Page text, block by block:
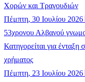
Χορών και Τραγουδιών
Πέμπτη, 30 Ιουλίου 2026
53χρονου Αλβανού
Κατηγορείται για
χρήματος
Πέμπτη, 23 Ιουλίου 2026